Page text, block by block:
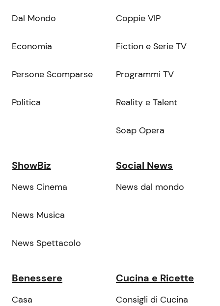
Dal Mondo
Economia
Persone Scomparse
Politica
Coppie VIP
Fiction e Serie TV
Programmi TV
Reality e Talent
Soap Opera
ShowBiz
News Cinema
News Musica
News Spettacolo
Social News
News dal mondo
Benessere
Casa
Cucina e Ricette
Consigli di Cucina